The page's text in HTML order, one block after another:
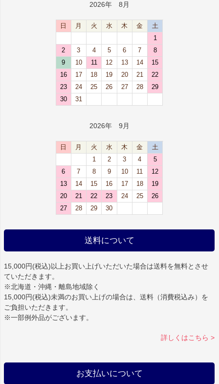
2026年 8月
日 月 火 水 木 金
土
1
2
3 4 5 6 7
8
9
10 11 12 13 14
15
16
17 18 19 20 21
22
23
24 25 26 27 28
29
30
31
2026年 9月
日 月 火 水 木 金
土
1
2 3 4
5
6
7 8 9 10 11
12
13
14 15 16 17 18
19
20
21 22 23 24 25
26
27
28 29 30
送料について
15,000円(税込)以上お買い上げいただいた場合は送料を無料とさせ
ていただきます。
※北海道・沖縄・離島地域除く
15,000円(税込)未満のお買い上げの場合は、送料（消費税込み）を
ご負担いただきます。
※一部例外品がございます。
詳しくはこちら >
お支払いについて